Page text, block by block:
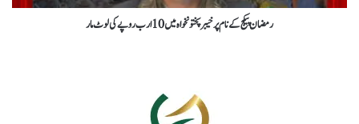
رمضان پیکج کے نام پر خیبرپختونخواہ میں 10 ارب روپے کی لوٹ مار